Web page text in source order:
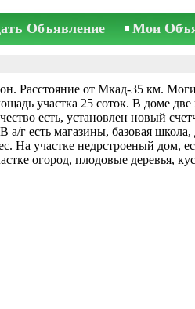
Объявление Мои
Расстояние от Мкад-35 км.
участка 25 соток. В доме
есть, установлен новый
г есть магазины, базовая школа,
На участке недрстроеный дом,
огород, плодовые деревья,